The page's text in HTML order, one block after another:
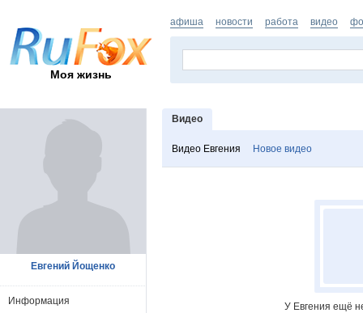
Моя жизнь
афиша новости работа видео
Видео
Видео Евгения Новое видео
У Евгения ещё
Евгений Йощенко
Информация